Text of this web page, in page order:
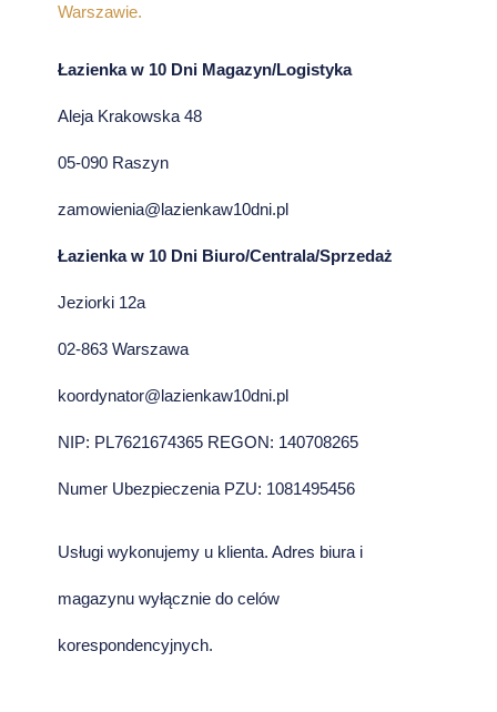
Warszawie.
Łazienka w 10 Dni Magazyn/Logistyka
Aleja Krakowska 48
05-090 Raszyn
zamowienia@lazienkaw10dni.pl
Łazienka w 10 Dni Biuro/Centrala/Sprzedaż
Jeziorki 12a
02-863 Warszawa
koordynator@lazienkaw10dni.pl
NIP: PL7621674365 REGON: 140708265
Numer Ubezpieczenia PZU: 1081495456
Usługi wykonujemy u klienta. Adres biura i
magazynu wyłącznie do celów
korespondencyjnych.